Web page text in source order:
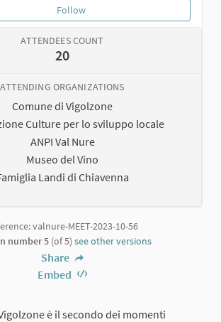
FollowBiciclettata a Vigolzone:
ATTENDEES COUNT
20
ATTENDING ORGANIZATIONS
Comune di Vigolzone
Culture per lo sviluppo locale
ANPI Val Nure
Museo del Vino
Landi di Chiavenna
valnure-MEET-2023-10-56
number 5 (of 5) see other versions
Share
Embed
è il secondo dei momenti